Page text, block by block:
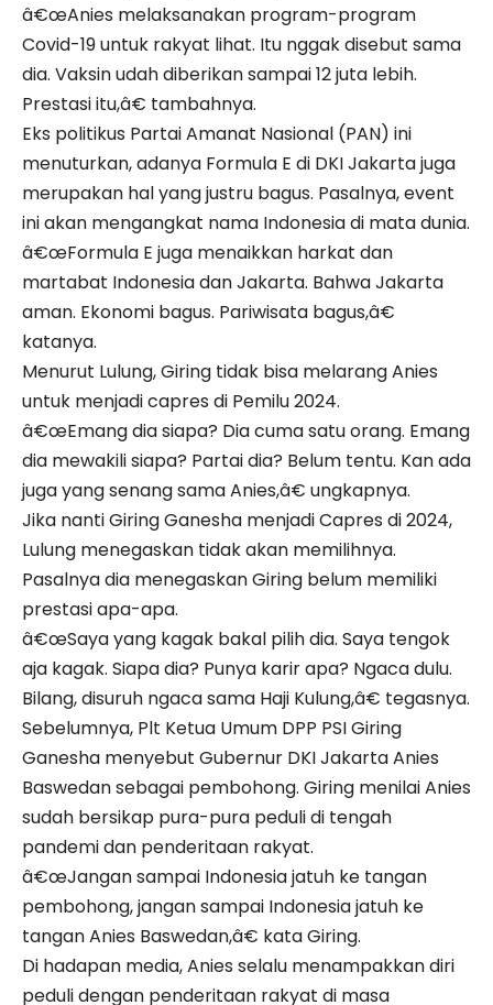
â€œAnies melaksanakan program-program
Covid-19 untuk rakyat lihat. Itu nggak disebut sama
dia. Vaksin udah diberikan sampai 12 juta lebih.
Prestasi itu,â€ tambahnya.
Eks politikus Partai Amanat Nasional (PAN) ini
menuturkan, adanya Formula E di DKI Jakarta juga
merupakan hal yang justru bagus. Pasalnya, event
ini akan mengangkat nama Indonesia di mata dunia.
â€œFormula E juga menaikkan harkat dan
martabat Indonesia dan Jakarta. Bahwa Jakarta
aman. Ekonomi bagus. Pariwisata bagus,â€
katanya.
Menurut Lulung, Giring tidak bisa melarang Anies
untuk menjadi capres di Pemilu 2024.
â€œEmang dia siapa? Dia cuma satu orang. Emang
dia mewakili siapa? Partai dia? Belum tentu. Kan ada
juga yang senang sama Anies,â€ ungkapnya.
Jika nanti Giring Ganesha menjadi Capres di 2024,
Lulung menegaskan tidak akan memilihnya.
Pasalnya dia menegaskan Giring belum memiliki
prestasi apa-apa.
â€œSaya yang kagak bakal pilih dia. Saya tengok
aja kagak. Siapa dia? Punya karir apa? Ngaca dulu.
Bilang, disuruh ngaca sama Haji Kulung,â€ tegasnya.
Sebelumnya, Plt Ketua Umum DPP PSI Giring
Ganesha menyebut Gubernur DKI Jakarta Anies
Baswedan sebagai pembohong. Giring menilai Anies
sudah bersikap pura-pura peduli di tengah
pandemi dan penderitaan rakyat.
â€œJangan sampai Indonesia jatuh ke tangan
pembohong, jangan sampai Indonesia jatuh ke
tangan Anies Baswedan,â€ kata Giring.
Di hadapan media, Anies selalu menampakkan diri
peduli dengan penderitaan rakyat di masa